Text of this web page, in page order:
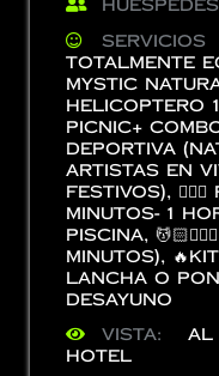
Servicios
totalmente
Mystic
Helicoptero
Picnic+
Deportiva
artistas en
festivos),
minutos- 1
Piscina,
Minutos),
lancha o
Desayuno
Vista:
Al
Hotel